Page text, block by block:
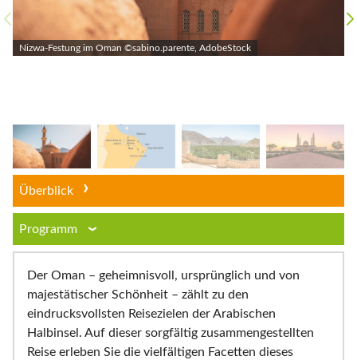
Nizwa-Festung im Oman ©sabino.parente, AdobeStock
Überblick
Programm
Der Oman – geheimnisvoll, ursprünglich und von
majestätischer Schönheit – zählt zu den
eindrucksvollsten Reisezielen der Arabischen
Halbinsel. Auf dieser sorgfältig zusammengestellten
Reise erleben Sie die vielfältigen Facetten dieses